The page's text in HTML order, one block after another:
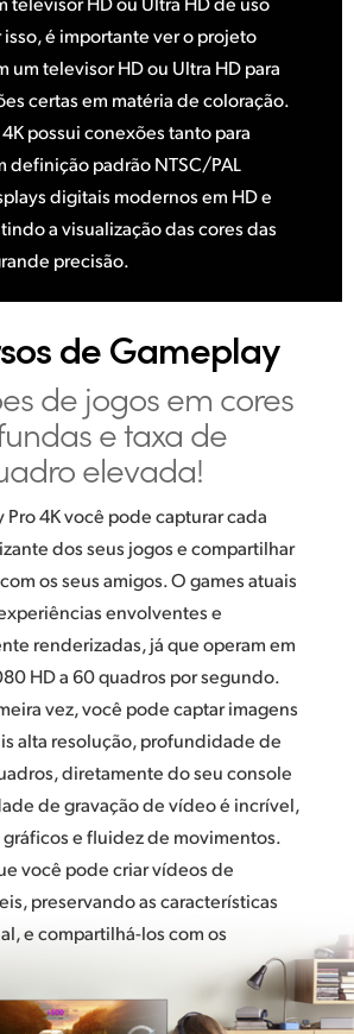
é importante ver o projeto
um televisor HD ou Ultra HD para
certas em matéria de coloração.
possui conexões tanto para
definição padrão NTSC/PAL
digitais modernos em HD e
a visualização das cores das
precisão.
de Gameplay
de jogos em cores
e taxa de
elevada!
Pro 4K você pode capturar cada
dos seus jogos e compartilhar
os seus amigos. O games atuais
envolventes e
renderizadas, já que operam em
HD a 60 quadros por segundo.
vez, você pode captar imagens
alta resolução, profundidade de
diretamente do seu console
de gravação de vídeo é incrível,
e fluidez de movimentos.
você pode criar vídeos de
preservando as características
e compartilhá-los com os